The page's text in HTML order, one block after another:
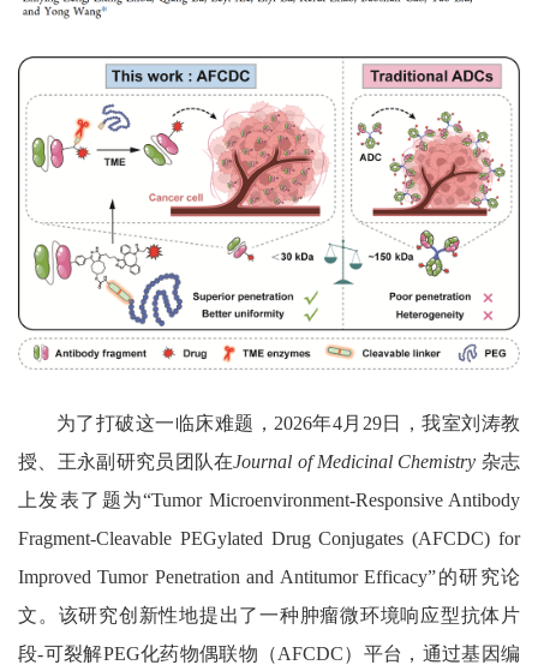
为了打破这一临床难题， 2026年4月 29日，我室刘涛教
授、王永副研究员团队在Journal of Medicinal Chemistry 杂志
上发表了题为“Tumor Microenvironment-Responsive Antibody
Fragment-Cleavable PEGylated Drug Conjugates (AFCDC) for
Improved Tumor Penetration and Antitumor Efficacy”的研究论
文。该研究创新性地提出了一种肿瘤微环境响应型抗体片
段-可裂解PEG化药物偶联物（AFCDC）平台，通过基因编